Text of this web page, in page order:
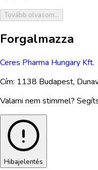
Tovább olvasom...
Forgalmazza
Ceres Pharma Hungary Kft.
Cím: 1138 Budapest,
Valami nem stimmel?
Hibajelentés